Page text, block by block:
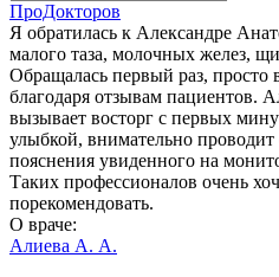
ПроДокторов
Я обратилась к Александре
малого таза, молочных желез,
Обращалась первый раз,
благодаря отзывам пациентов.
вызывает восторг с первых
улыбкой, внимательно проводит
пояснения увиденного на
Таких профессионалов очень
порекомендовать.
О враче:
Алиева А. А.